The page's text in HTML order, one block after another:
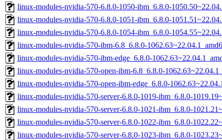
linux-modules-nvidia-570-6.8.0-1050-ibm_6.8.0-
linux-modules-nvidia-570-6.8.0-1051-ibm_6.8.0-
linux-modules-nvidia-570-6.8.0-1054-ibm_6.8.0-
linux-modules-nvidia-570-ibm-6.8_6.8.0-
linux-modules-nvidia-570-ibm-edge_6.8.0-
linux-modules-nvidia-570-open-ibm-6.8_6.8.0-
linux-modules-nvidia-570-open-ibm-edge_6.8.0-
linux-modules-nvidia-570-server-6.8.0-1019-ibm_6.8.0-
linux-modules-nvidia-570-server-6.8.0-1021-ibm_6.8.0-
linux-modules-nvidia-570-server-6.8.0-1022-ibm_6.8.0-
linux-modules-nvidia-570-server-6.8.0-1023-ibm_6.8.0-